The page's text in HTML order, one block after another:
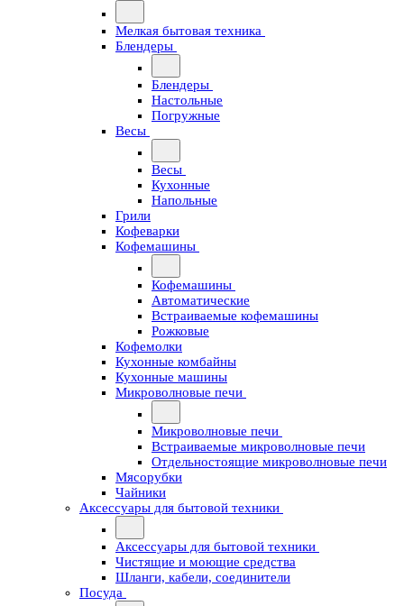
Мелкая бытовая техника
Блендеры
Блендеры
Настольные
Погружные
Весы
Весы
Кухонные
Напольные
Грили
Кофеварки
Кофемашины
Кофемашины
Автоматические
Встраиваемые кофемашины
Рожковые
Кофемолки
Кухонные комбайны
Кухонные машины
Микроволновые печи
Микроволновые печи
Встраиваемые микроволновые печи
Отдельностоящие микроволновые печи
Мясорубки
Чайники
Аксессуары для бытовой техники
Аксессуары для бытовой техники
Чистящие и моющие средства
Шланги, кабели, соединители
Посуда